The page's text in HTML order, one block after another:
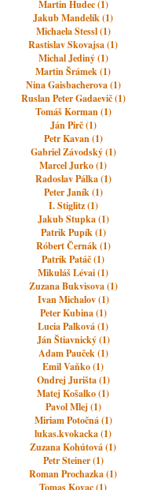
Martin Hudec (1)
Jakub Mandelík (1)
Michaela Stessl (1)
Rastislav Skovajsa (1)
Michal Jediný (1)
Martin Šrámek (1)
Nina Gaisbacherova (1)
Ruslan Peter Gadaevič (1)
Tomáš Korman (1)
Ján Pirč (1)
Petr Kavan (1)
Gabriel Závodský (1)
Marcel Jurko (1)
Radoslav Pálka (1)
Peter Janík (1)
I. Stiglitz (1)
Jakub Stupka (1)
Patrik Pupík (1)
Róbert Černák (1)
Patrik Patáč (1)
Mikuláš Lévai (1)
Zuzana Bukvisova (1)
Ivan Michalov (1)
Peter Kubina (1)
Lucia Palková (1)
Ján Štiavnický (1)
Adam Pauček (1)
Emil Vaňko (1)
Ondrej Jurišta (1)
Matej Košalko (1)
Pavol Mlej (1)
Miriam Potočná (1)
lukas.kvokacka (1)
Zuzana Kohútová (1)
Petr Steiner (1)
Roman Prochazka (1)
Tomas Kovac (1)